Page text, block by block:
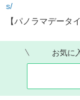
s/
【パノラマデータ
お気に